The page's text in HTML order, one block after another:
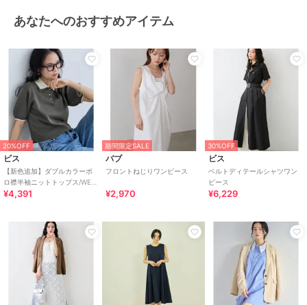
あなたへのおすすめアイテム
20%OFF
ビス
【新色追加】ダブルカラーポ
ロ襟半袖ニットトップス/WEB
限定カラー
¥4,391
期間限定SALE
バブ
フロントねじりワンピース
¥2,970
30%OFF
ビス
ベルトディテールシャツワン
ピース
¥6,229